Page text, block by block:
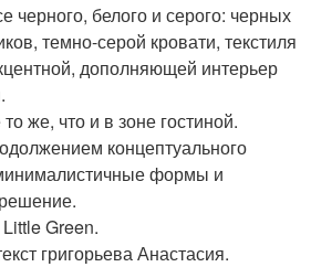
черного, белого и серого: черных
темно-серой кровати, текстиля
дополняющей интерьер
же, что и в зоне гостиной.
концептуального
формы и
Green.
григорьева Анастасия.